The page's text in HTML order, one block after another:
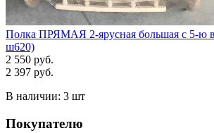
Полка ПРЯМАЯ 2-ярусная большая с 5-ю
ш620)
2 550 руб.
2 397 руб.
В наличии: 3 шт
Покупателю